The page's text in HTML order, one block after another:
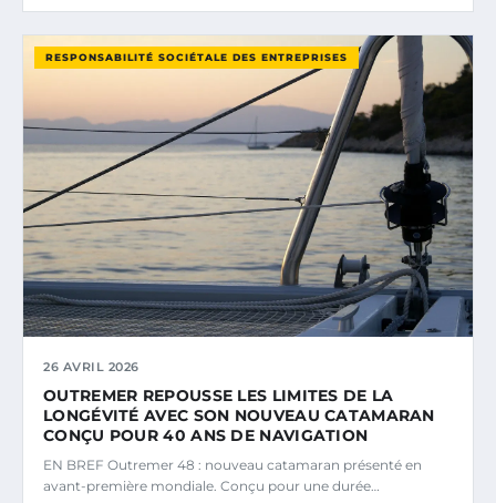
RESPONSABILITÉ SOCIÉTALE DES ENTREPRISES
26 AVRIL 2026
OUTREMER REPOUSSE LES LIMITES DE LA
LONGÉVITÉ AVEC SON NOUVEAU CATAMARAN
CONÇU POUR 40 ANS DE NAVIGATION
EN BREF Outremer 48 : nouveau catamaran présenté en
avant-première mondiale. Conçu pour une durée…